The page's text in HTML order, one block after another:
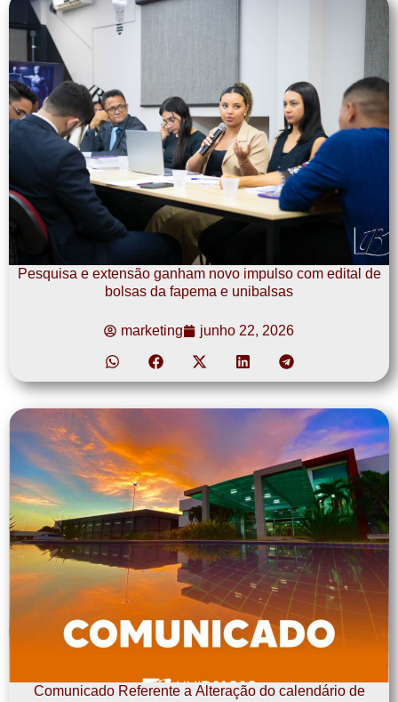
Pesquisa e extensão ganham novo impulso com edital de
bolsas da fapema e unibalsas
marketing junho 22, 2026
Comunicado Referente a Alteração do calendário de